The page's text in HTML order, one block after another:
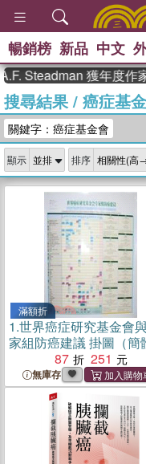
暢銷榜 新品 中文
獲年度作家，《
搜尋結果/ 癌症基
關鍵字：癌症基金會
顯示 排序
滿額折
1.世界癌症研究基金會
家組防癌建議 掛圖（簡
87 251
無庫存